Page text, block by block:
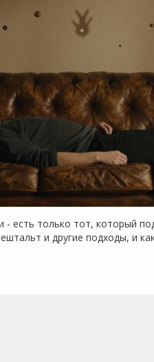
- есть только тот, который
и другие подходы, и